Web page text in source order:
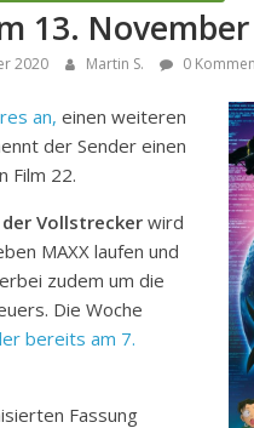
13.
2020 Martin S. 0
an, einen weiteren
der Sender einen
Film 22.
Vollstrecker wird
MAXX laufen und
zudem um die
Die Woche
bereits am 7.
Fassung